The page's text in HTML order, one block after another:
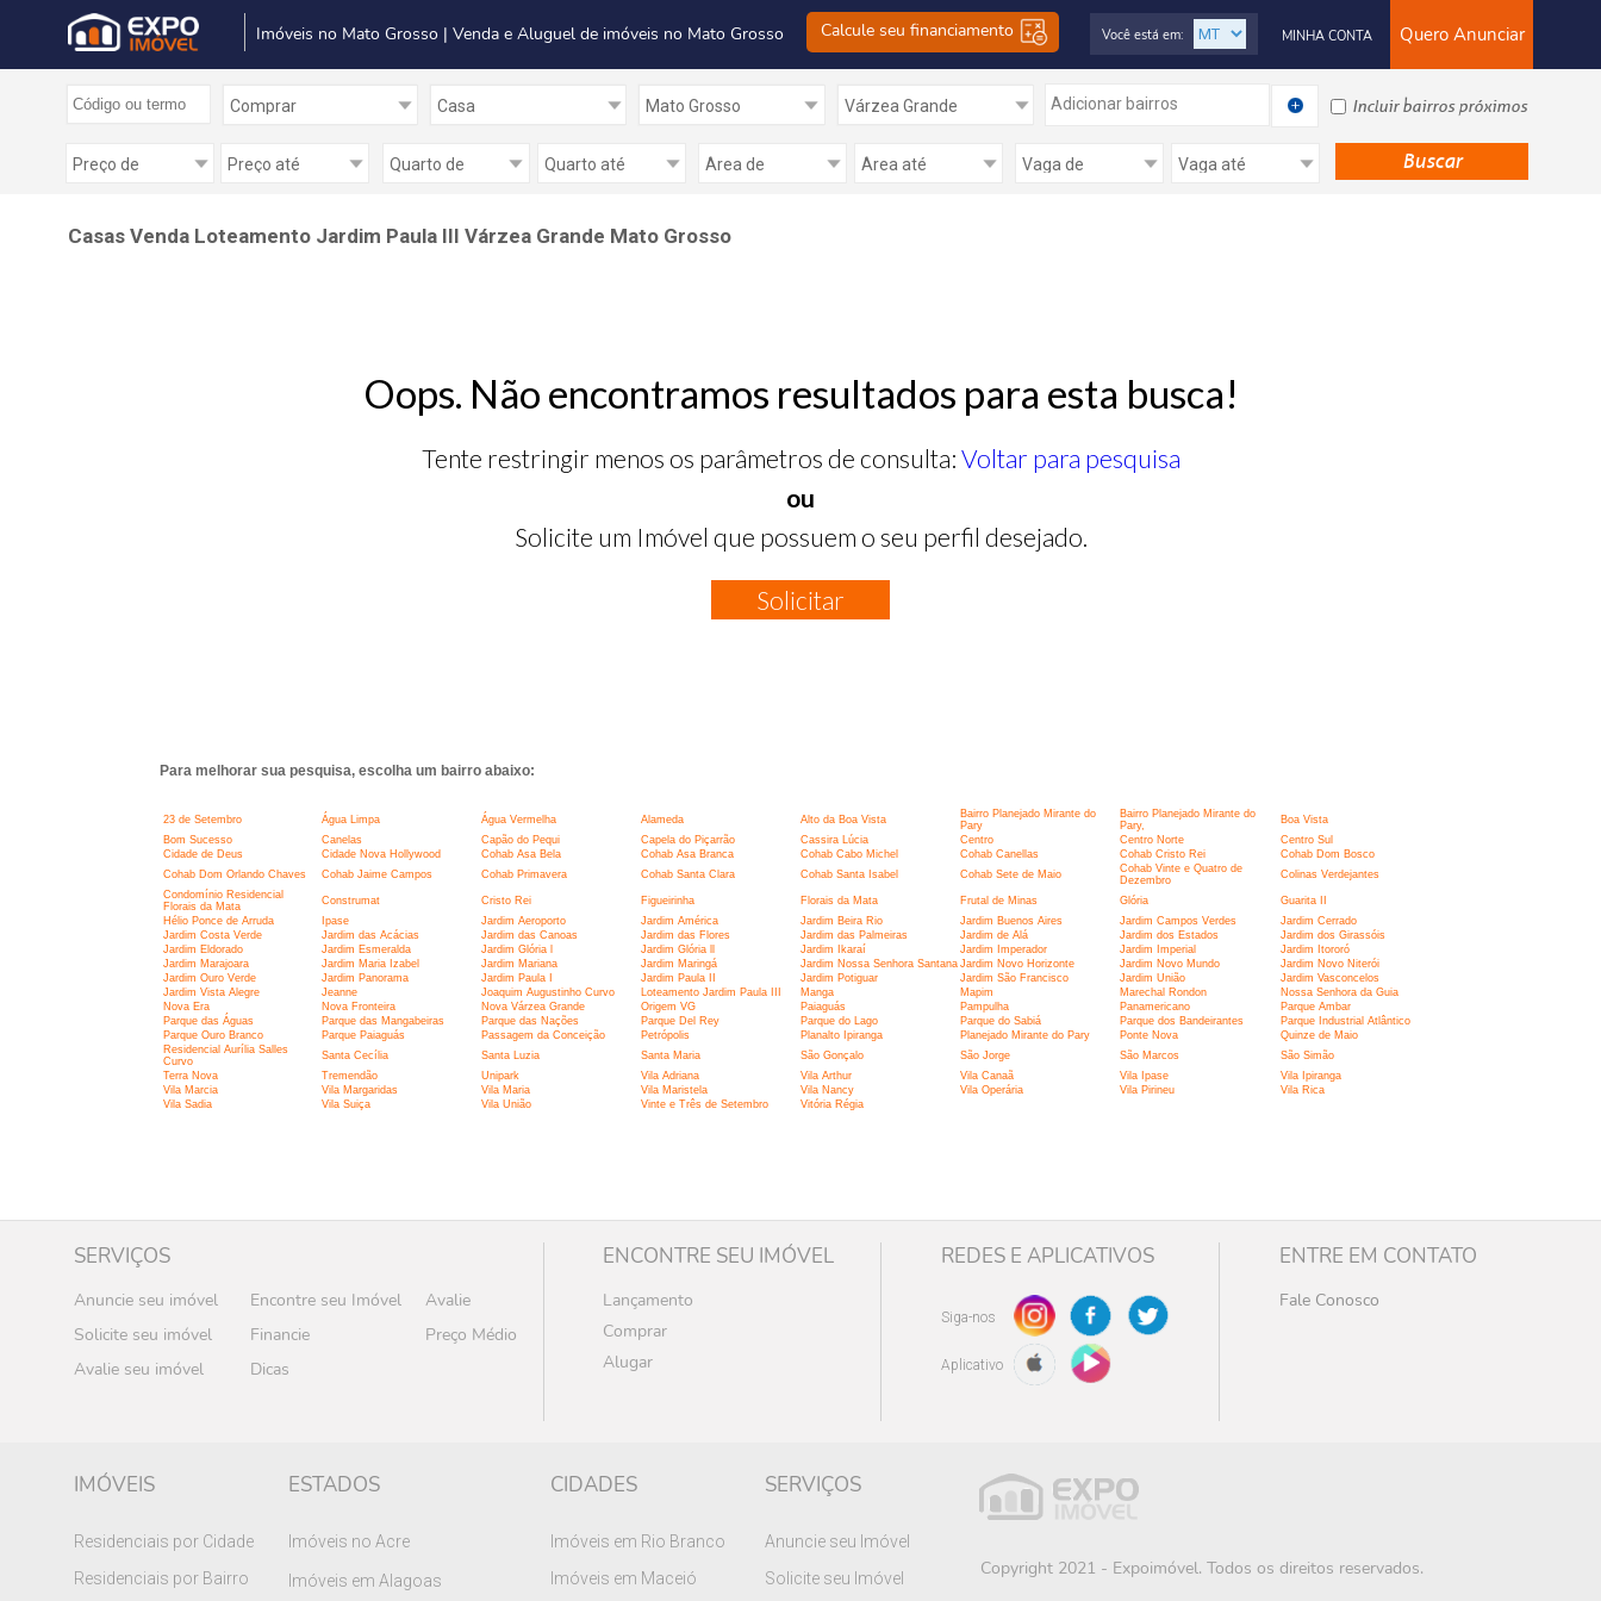
Imóveis no Mato Grosso | Venda e Aluguel de imóveis no Mato Grosso Calcule seu financiamento Quero Anunciar
MINHA CONTA
Você está em:
Adicionar bairros Incluir bairros próximos
Casas Venda Loteamento Jardim Paula III Várzea Grande Mato Grosso
Oops. Não encontramos resultados para esta busca!
Tente restringir menos os parâmetros de consulta: Voltar para pesquisa
ou
Solicite um Imóvel que possuem o seu perfil desejado.
Solicitar
Para melhorar sua pesquisa, escolha um bairro abaixo:
23 de Setembro Água Limpa Água Vermelha Alameda Alto da Boa Vista
Bairro Planejado Mirante do
Pary
Bairro Planejado Mirante do
Pary,
Boa Vista
Bom Sucesso
Canelas Capão do Pequi Capela do Piçarrão Cassira Lúcia Centro Centro Norte
Centro Sul
Cidade de Deus
Cidade Nova Hollywood Cohab Asa Bela Cohab Asa Branca Cohab Cabo Michel Cohab Canellas Cohab Cristo Rei
Cohab Dom Bosco
Cohab Dom Orlando Chaves
Cohab Jaime Campos Cohab Primavera Cohab Santa Clara Cohab Santa Isabel Cohab Sete de Maio
Cohab Vinte e Quatro de
Dezembro
Colinas Verdejantes
Condomínio Residencial
Florais da Mata
Construmat Cristo Rei Figueirinha Florais da Mata Frutal de Minas Glória
Guarita II
Hélio Ponce de Arruda
Ipase Jardim Aeroporto Jardim América Jardim Beira Rio Jardim Buenos Aires Jardim Campos Verdes
Jardim Cerrado
Jardim Costa Verde
Jardim das Acácias Jardim das Canoas Jardim das Flores Jardim das Palmeiras Jardim de Alá Jardim dos Estados
Jardim dos Girassóis
Jardim Eldorado
Jardim Esmeralda Jardim Glória l Jardim Glória ll Jardim Ikaraí Jardim Imperador Jardim Imperial
Jardim Itororó
Jardim Marajoara
Jardim Maria Izabel Jardim Mariana Jardim Maringá Jardim Nossa Senhora Santana Jardim Novo Horizonte Jardim Novo Mundo
Jardim Novo Niterói
Jardim Ouro Verde
Jardim Panorama Jardim Paula I Jardim Paula II Jardim Potiguar Jardim São Francisco Jardim União
Jardim Vasconcelos
Jardim Vista Alegre
Jeanne Joaquim Augustinho Curvo Loteamento Jardim Paula III Manga Mapim Marechal Rondon
Nossa Senhora da Guia
Nova Era
Nova Fronteira Nova Várzea Grande Origem VG Paiaguás Pampulha Panamericano
Parque Ambar
Parque das Águas
Parque das Mangabeiras Parque das Nações Parque Del Rey Parque do Lago Parque do Sabiá Parque dos Bandeirantes
Parque Industrial Atlântico
Parque Ouro Branco
Parque Paiaguás Passagem da Conceição Petrópolis Planalto Ipiranga Planejado Mirante do Pary Ponte Nova
Quinze de Maio
Residencial Aurília Salles
Curvo
Santa Cecília Santa Luzia Santa Maria São Gonçalo São Jorge São Marcos
São Simão
Terra Nova
Tremendão Unipark Vila Adriana Vila Arthur Vila Canaã Vila Ipase
Vila Ipiranga
Vila Marcia
Vila Margaridas Vila Maria Vila Maristela Vila Nancy Vila Operária Vila Pirineu
Vila Rica
Vila Sadia
Vila Suiça Vila União Vinte e Três de Setembro Vitória Régia
SERVIÇOS
Anuncie seu imóvel Encontre seu Imóvel
Avalie
Solicite seu imóvel
Financie
Preço Médio
Avalie seu imóvel
Dicas
ENCONTRE SEU IMÓVEL
Lançamento
Comprar
Alugar
REDES E APLICATIVOS
Siga-nos
Aplicativo
ENTRE EM CONTATO
Fale Conosco
IMÓVEIS
Residenciais por Cidade
Residenciais por Bairro
ESTADOS
Imóveis no Acre
Imóveis em Alagoas
CIDADES
Imóveis em Rio Branco
Imóveis em Maceió
SERVIÇOS
Anuncie seu Imóvel
Solicite seu Imóvel
Copyright 2021 - Expoimóvel. Todos os direitos reservados.